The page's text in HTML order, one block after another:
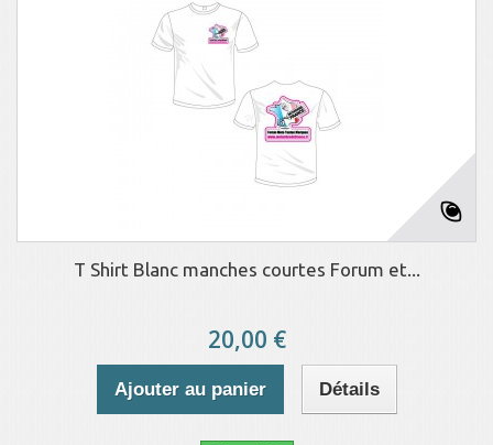
T Shirt Blanc manches courtes Forum et...
20,00 €
Ajouter au panier Détails